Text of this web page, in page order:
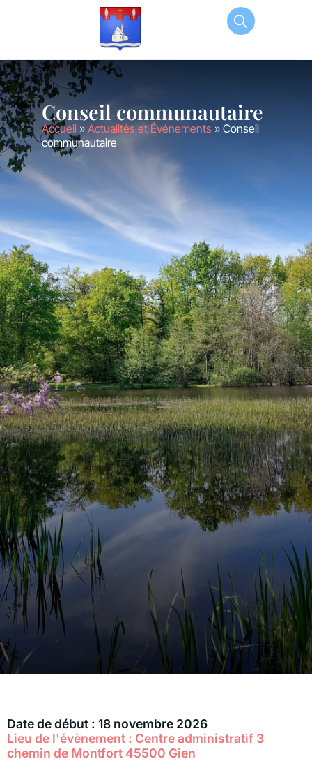
Conseil communautaire
Accueil » Actualités et Événements » Conseil
communautaire
Date de début : 18 novembre 2026
Lieu de l'évènement : Centre administratif 3
chemin de Montfort 45500 Gien